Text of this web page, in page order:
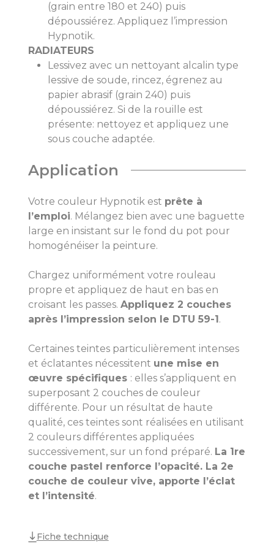
(grain entre 180 et 240) puis
dépoussiérez. Appliquez l’impression
Hypnotik.
RADIATEURS
Lessivez avec un nettoyant alcalin type
lessive de soude, rincez, égrenez au
papier abrasif (grain 240) puis
dépoussiérez. Si de la rouille est
présente: nettoyez et appliquez une
sous couche adaptée.
Application
Votre couleur Hypnotik est prête à
l’emploi. Mélangez bien avec une baguette
large en insistant sur le fond du pot pour
homogénéiser la peinture.
Chargez uniformément votre rouleau
propre et appliquez de haut en bas en
croisant les passes. Appliquez 2 couches
après l’impression selon le DTU 59-1 .
Certaines teintes particulièrement intenses
et éclatantes nécessitent une mise en
œuvre spécifiques : elles s’appliquent en
superposant 2 couches de couleur
différente. Pour un résultat de haute
qualité, ces teintes sont réalisées en utilisant
2 couleurs différentes appliquées
successivement, sur un fond préparé. La 1re
couche pastel renforce l’opacité. La 2e
couche de couleur vive, apporte l’éclat
et l’intensité.
Fiche technique